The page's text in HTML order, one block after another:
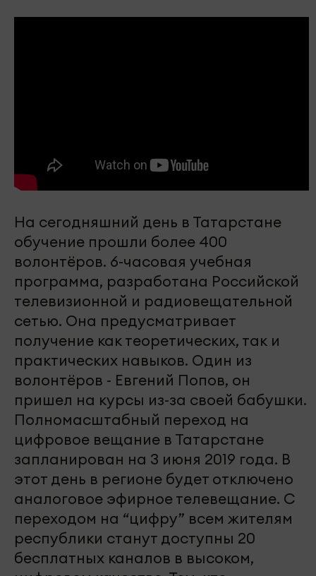
На сегодняшний день в Татарстане
обучение прошли более 400
волонтёров. 6-часовая учебная
программа, разработана Российской
телевизионной и радиовещательной
сетью. Она предусматривает
получение как теоретических, так и
практических навыков. Один из
волонтёров - Евгений Попов, он
пришел на курсы из-за своей бабушки.
Полномасштабный переход на
цифровое вещание в Татарстане
запланирован на 3 июня 2019 года. В
этот день в регионе будет отключено
аналоговое эфирное телевещание. С
переходом на “цифру” всем жителям
республики станут доступны 20
бесплатных каналов в высоком,